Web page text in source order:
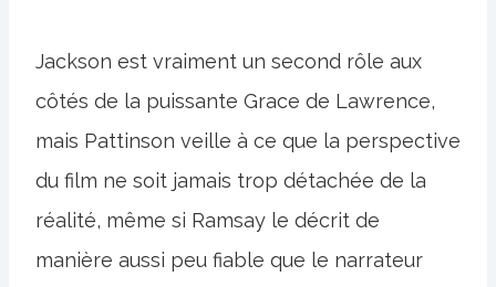
Jackson est vraiment un second rôle aux
côtés de la puissante Grace de Lawrence,
mais Pattinson veille à ce que la perspective
du film ne soit jamais trop détachée de la
réalité, même si Ramsay le décrit de
manière aussi peu fiable que le narrateur